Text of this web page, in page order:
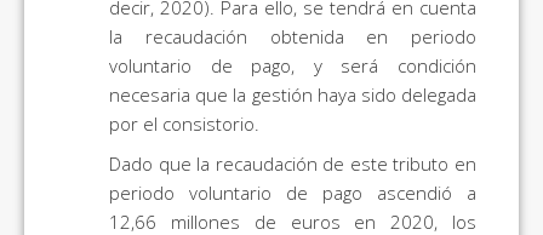
decir, 2020). Para ello, se tendrá en cuenta
la recaudación obtenida en periodo
voluntario de pago, y será condición
necesaria que la gestión haya sido delegada
por el consistorio.
Dado que la recaudación de este tributo en
periodo voluntario de pago ascendió a
12,66 millones de euros en 2020, los